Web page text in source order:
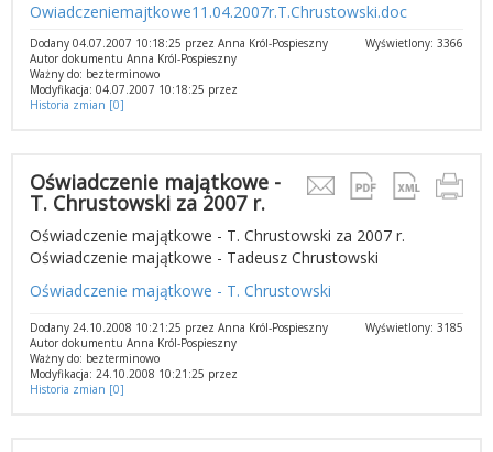
Owiadczeniemajtkowe11.04.2007r.T.Chrustowski.doc
Wyświetlony: 3366
Dodany 04.07.2007 10:18:25 przez Anna Król-Pospieszny
Autor dokumentu Anna Król-Pospieszny
Ważny do: bezterminowo
Modyfikacja: 04.07.2007 10:18:25 przez
Historia zmian [0]
Oświadczenie majątkowe -
T. Chrustowski za 2007 r.
Oświadczenie majątkowe - T. Chrustowski za 2007 r.
Oświadczenie majątkowe - Tadeusz Chrustowski
Oświadczenie majątkowe - T. Chrustowski
Wyświetlony: 3185
Dodany 24.10.2008 10:21:25 przez Anna Król-Pospieszny
Autor dokumentu Anna Król-Pospieszny
Ważny do: bezterminowo
Modyfikacja: 24.10.2008 10:21:25 przez
Historia zmian [0]